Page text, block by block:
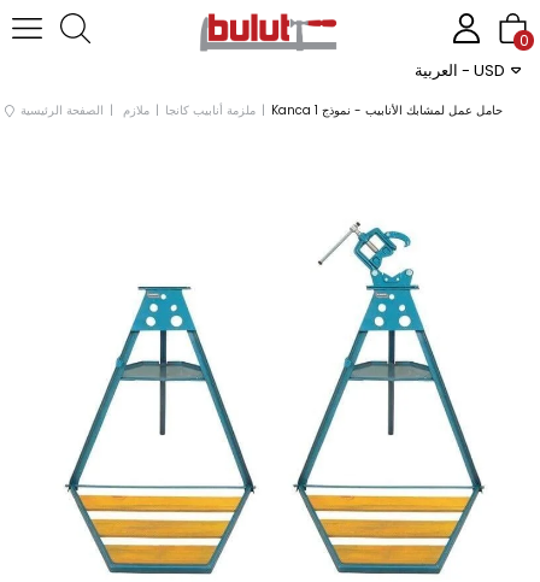
العربية - USD
0
الصفحة الرئيسية ملازم ملزمة أنابيب كانجا Kanca حامل عمل لمشابك الأنابيب - نموذج 1